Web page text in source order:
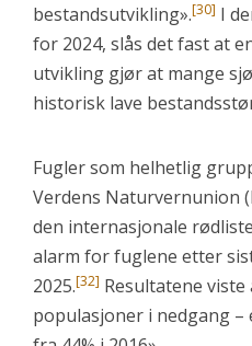
bestandsutvikling».[30] I
for 2024, slås det fast at
utvikling gjør at mange
historisk lave
Fugler som helhetlig
Verdens Naturvernunion
den internasjonale
alarm for fuglene etter
2025.[32] Resultatene
populasjoner i nedgang